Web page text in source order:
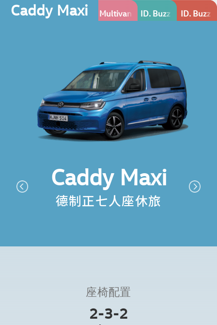
Caddy Maxi Multivan ID. Buzz PRO SID. Buzz
Caddy Maxi
德制正七人座休旅
座椅配置
2-3-2